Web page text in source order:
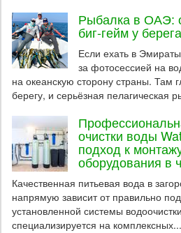
Рыбалка в ОАЭ:
биг-гейм у берега
Если ехать в
за фотосессией на
на океанскую сторону страны. Там
берегу, и серьёзная пелагическая
очистки воды
подход к
оборудования в
Качественная питьевая вода в
напрямую зависит от правильно
установленной системы
специализируется на комплексных...